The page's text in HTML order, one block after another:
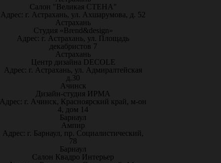
Салон "Великая СТЕНА"
Адрес: г. Астрахань, ул. Ахшарумова, д. 52
Астрахань
Студия «Brend&design»
Адрес: г. Астрахань, ул. Площадь
декабристов 7
Астрахань
Центр дизайна DECOLE
Адрес: г. Астрахань, ул. Адмиралтейская
д.30
Ачинск
Дизайн-студия ИРМА
Адрес: г. Ачинск, Красноярский край, м-он
4, дом 14
Барнаул
Ампир
Адрес: г. Барнаул, пр. Социалистический,
78
Барнаул
Салон Квадро Интерьер